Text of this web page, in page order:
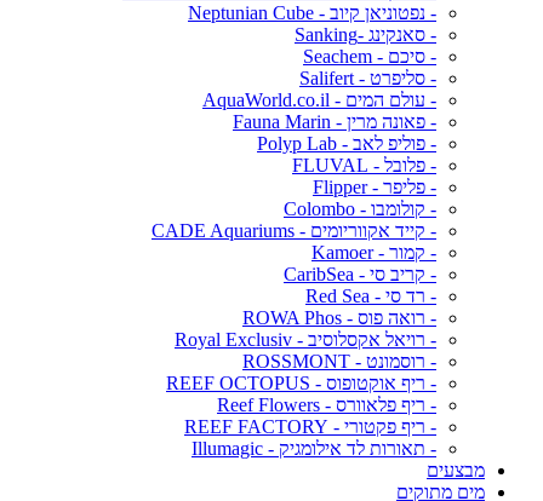
- נפטוניאן קיוב - Neptunian Cube
- סאנקינג -Sanking
- סיכם - Seachem
- סליפרט - Salifert
- עולם המים - AquaWorld.co.il
- פאונה מרין - Fauna Marin
- פוליפ לאב - Polyp Lab
- פלובל - FLUVAL
- פליפר - Flipper
- קולומבו - Colombo
- קייד אקווריומים - CADE Aquariums
- קמור - Kamoer
- קריב סי - CaribSea
- רד סי - Red Sea
- רואה פוס - ROWA Phos
- רויאל אקסלוסיב - Royal Exclusiv
- רוסמונט - ROSSMONT
- ריף אוקטופוס - REEF OCTOPUS
- ריף פלאוורס - Reef Flowers
- ריף פקטורי - REEF FACTORY
- תאורות לד אילומגיק - Illumagic
מבצעים
מים מתוקים